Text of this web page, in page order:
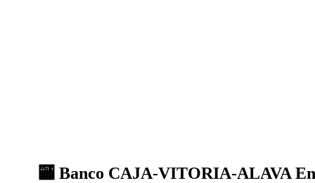
🏧 Banco CAJA-VITORIA-ALAVA